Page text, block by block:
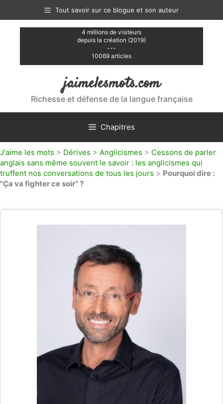
contenu
Tout savoir sur ce blogue et son auteur
4 millions de visiteurs
depuis la création (2019)
---
10069 articles
jaimelesmots.com
Richesse et défense de la langue française
Chapitres
J'aime les mots > Dérives > Anglicismes > Cessons de parler
anglais sans même souvent le savoir : les anglicismes qui
truffent nos conversations de tous les jours > Pourquoi dire :
"Ça va fighter ce soir" ?